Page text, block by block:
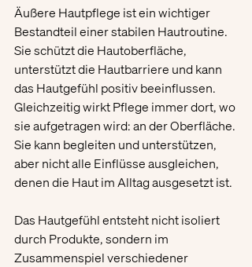
Äußere Hautpflege ist ein wichtiger
Bestandteil einer stabilen Hautroutine.
Sie schützt die Hautoberfläche,
unterstützt die Hautbarriere und kann
das Hautgefühl positiv beeinflussen.
Gleichzeitig wirkt Pflege immer dort, wo
sie aufgetragen wird: an der Oberfläche.
Sie kann begleiten und unterstützen,
aber nicht alle Einflüsse ausgleichen,
denen die Haut im Alltag ausgesetzt ist.
Das Hautgefühl entsteht nicht isoliert
durch Produkte, sondern im
Zusammenspiel verschiedener